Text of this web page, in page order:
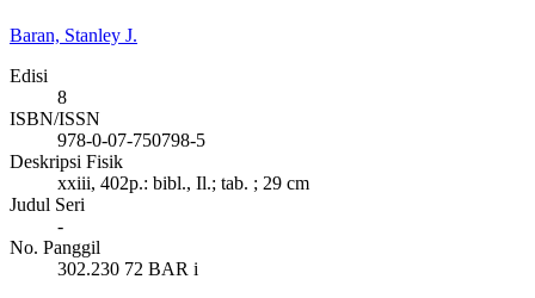
Baran, Stanley J.
Edisi
8
ISBN/ISSN
978-0-07-750798-5
Deskripsi Fisik
xxiii, 402p.: bibl., Il.; tab. ; 29 cm
Judul Seri
-
No. Panggil
302.230 72 BAR i